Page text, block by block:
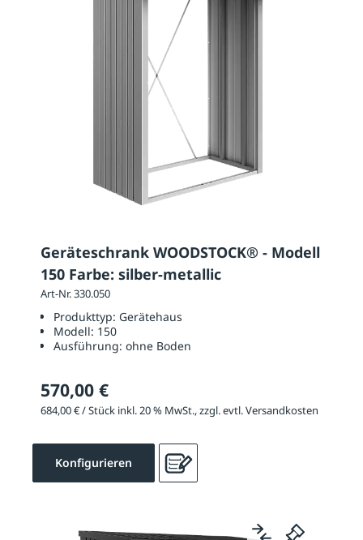
Geräteschrank WOODSTOCK® - Modell
150 Farbe: silber-metallic
Art-Nr. 330.050
Produkttyp: Gerätehaus
Modell: 150
Ausführung: ohne Boden
570,00 €
684,00 € / Stück inkl. 20 % MwSt., zzgl. evtl. Versandkosten
Konfigurieren